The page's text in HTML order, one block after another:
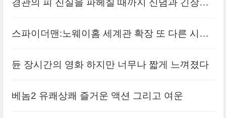
경관의 피 진실을 파헤칠 때까지 신념과 긴장감
스파이더맨:노웨이홈 세계관 확장 또 다른 시작
듄 장시간의 영화 하지만 너무나 짧게 느껴졌다
베놈2 유쾌상쾌 즐거운 액션 그리고 여운